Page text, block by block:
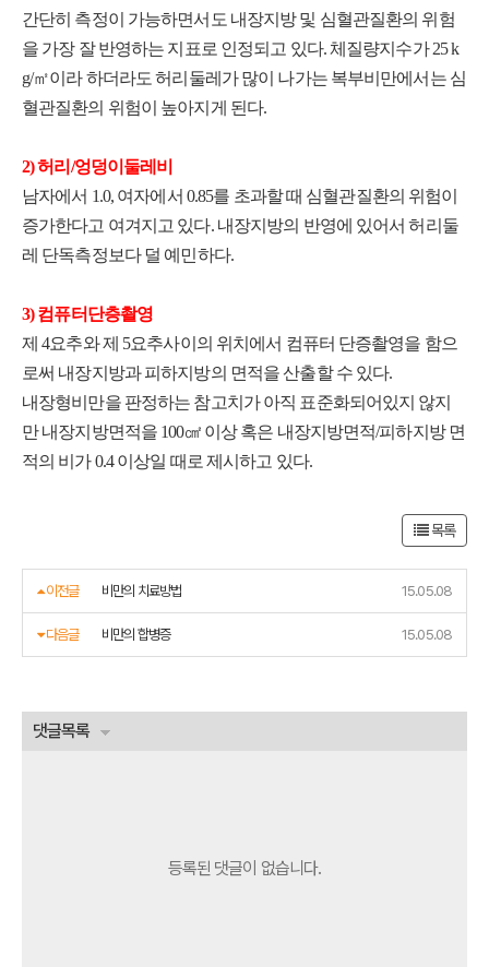
간단히 측정이 가능하면서도 내장지방 및 심혈관질환의 위험
을 가장 잘 반영하는 지표로 인정되고 있다. 체질량지수가 25 k
g/㎡이라 하더라도 허리둘레가 많이 나가는 복부비만에서는 심
혈관질환의 위험이 높아지게 된다.
2) 허리/엉덩이둘레비
남자에서 1.0, 여자에서 0.85를 초과할 때 심혈관질환의 위험이
증가한다고 여겨지고 있다. 내장지방의 반영에 있어서 허리둘
레 단독측정보다 덜 예민하다.
3) 컴퓨터단층촬영
제 4요추와 제 5요추사이의 위치에서 컴퓨터 단증촬영을 함으
로써 내장지방과 피하지방의 면적을 산출할 수 있다.
내장형비만을 판정하는 참고치가 아직 표준화되어있지 않지
만 내장지방면적을 100㎠ 이상 혹은 내장지방면적/피하지방 면
적의 비가 0.4 이상일 때로 제시하고 있다.
목록
이전글 비만의 치료방법 15.05.08
다음글 비만의 합병증 15.05.08
댓글목록
등록된 댓글이 없습니다.